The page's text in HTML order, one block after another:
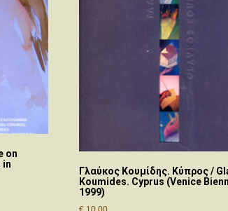
on
in
Γλαύκος Κουμίδης. Κύπρος /
Koumides. Cyprus (Venice
1999)